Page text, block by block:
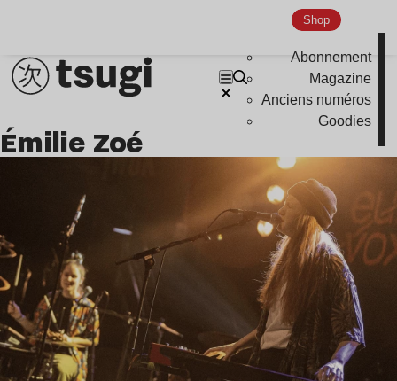
Shop
Abonnement
Magazine
Anciens numéros
Goodies
Émilie Zoé